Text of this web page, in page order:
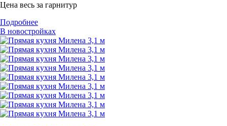
Цена весь за гарнитур
Подробнее
В новостройках